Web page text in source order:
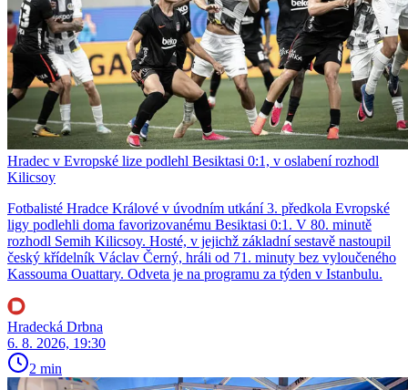
Hradec v Evropské lize podlehl Besiktasi 0:1, v oslabení rozhodl
Kilicsoy
Fotbalisté Hradce Králové v úvodním utkání 3. předkola Evropské
ligy podlehli doma favorizovanému Besiktasi 0:1. V 80. minutě
rozhodl Semih Kilicsoy. Hosté, v jejichž základní sestavě nastoupil
český křídelník Václav Černý, hráli od 71. minuty bez vyloučeného
Kassouma Ouattary. Odveta je na programu za týden v Istanbulu.
Hradecká Drbna
6. 8. 2026, 19:30
2 min